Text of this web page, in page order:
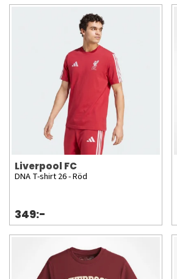
Liverpool FC
DNA T-shirt 26 - Röd
349:-